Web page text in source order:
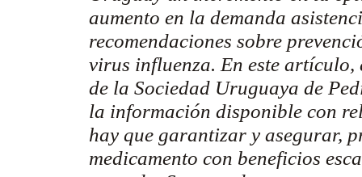
aumento en la demanda
recomendaciones sobre
virus influenza. En este
de la Sociedad Uruguaya de
la información disponible con
hay que garantizar y asegurar,
medicamento con beneficios